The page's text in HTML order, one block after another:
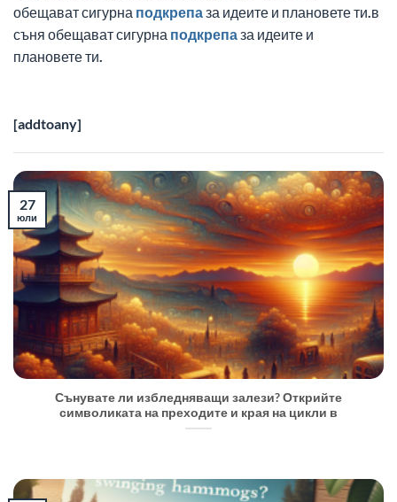
обещават сигурна подкрепаза идеите и плановете ти.в
съня обещават сигурна подкрепаза идеите и
плановете ти.
[addtoany]
Сънувате ли избледняващи залези? Открийте
символиката на преходите и края на цикли в
27
юли